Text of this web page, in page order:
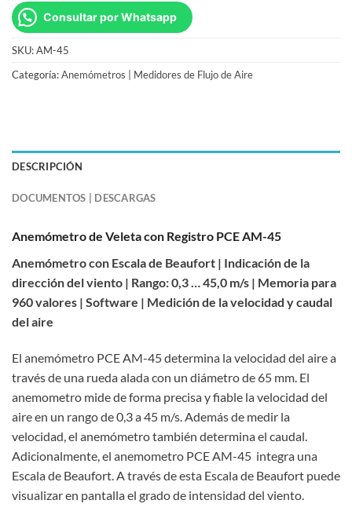
Consultar por Whatsapp
SKU:AM-45
Categoría:Anemómetros | Medidores de Flujo de Aire
DESCRIPCIÓN
DOCUMENTOS | DESCARGAS
Anemómetro de Veleta con Registro PCE AM-45
Anemómetro con Escala de Beaufort | Indicación de la
dirección del viento | Rango: 0,3 … 45,0 m/s | Memoria para
960 valores | Software | Medición de la velocidad y caudal
del aire
El anemómetro PCE AM-45 determina la velocidad del aire a
través de una rueda alada con un diámetro de 65 mm. El
anemometro mide de forma precisa y fiable la velocidad del
aire en un rango de 0,3 a 45 m/s. Además de medir la
velocidad, el anemómetro también determina el caudal.
Adicionalmente, el anemometro PCE AM-45 integra una
Escala de Beaufort. A través de esta Escala de Beaufort puede
visualizar en pantalla el grado de intensidad del viento.